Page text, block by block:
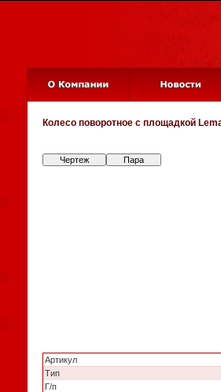
Колесо поворотное с площадкой
Чертеж Пара
Артикул
Тип
Г/п